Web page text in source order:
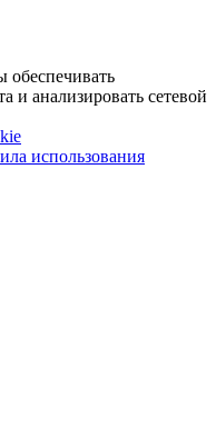
и анализировать сетевой
использования